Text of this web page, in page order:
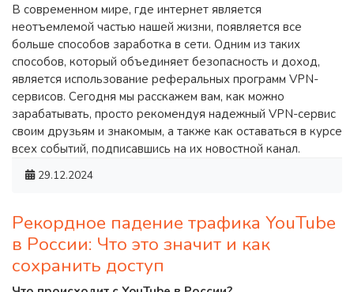
В современном мире, где интернет является
неотъемлемой частью нашей жизни, появляется все
больше способов заработка в сети. Одним из таких
способов, который объединяет безопасность и доход,
является использование реферальных программ VPN-
сервисов. Сегодня мы расскажем вам, как можно
зарабатывать, просто рекомендуя надежный VPN-сервис
своим друзьям и знакомым, а также как оставаться в курсе
всех событий, подписавшись на их новостной канал.
29.12.2024
Рекордное падение трафика YouTube
в России: Что это значит и как
сохранить доступ